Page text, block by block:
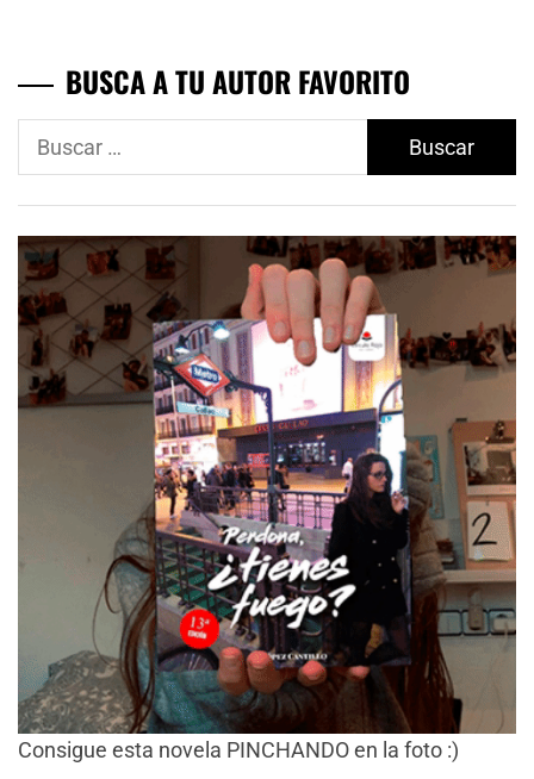
BUSCA A TU AUTOR FAVORITO
Buscar:
Consigue esta novela PINCHANDO en la foto :)